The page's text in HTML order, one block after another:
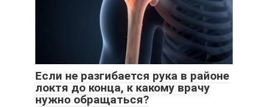
Если не разгибается рука в районе
локтя до конца, к какому врачу
нужно обращаться?